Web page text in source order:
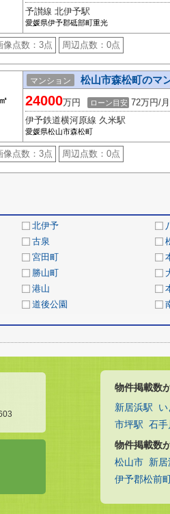
予讃線 北伊予駅
愛媛県伊予郡砥部町重光
像点数： 3点 周辺点数： 0点
マンション 松山市森松町のマ
24000万円 ローン目安 72万円/月
伊予鉄道横河原線 久米駅
愛媛県松山市森松町
像点数： 3点 周辺点数： 0点
北伊予
古泉
宮田町
勝山町
港山
道後公園
物件掲載数
新居浜駅 い
市坪駅 石手
物件掲載数
松山市 新
伊予郡松前町